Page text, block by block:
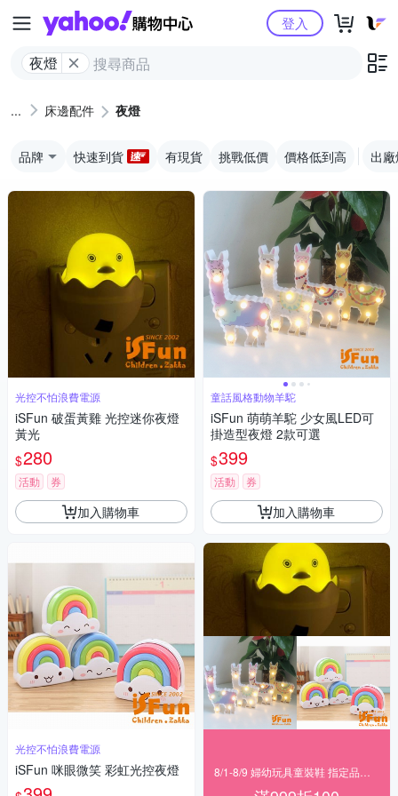
Yahoo購物中心
夜燈
登入
床邊配件 夜燈
品牌 快速到貨 有現貨 挑戰低價 價格低到高 出
光控不怕浪費電源
iSFun 破蛋黃雞 光控迷你夜燈
黃光
$280
活動 券
加入購物車
光控不怕浪費電源
iSFun 咪眼微笑 彩虹光控夜燈
童話風格動物羊駝
iSFun 萌萌羊駝 少女風LED可
掛造型夜燈 2款可選
$399
活動 券
加入購物車